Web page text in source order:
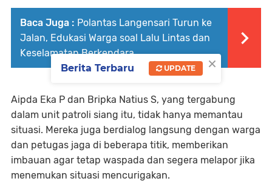
Baca Juga : Polantas Langensari Turun ke
Jalan, Edukasi Warga soal Lalu Lintas dan
Keselamatan Berkendara
Aipda Eka P dan Bripka Natius S, yang tergabung
dalam unit patroli siang itu, tidak hanya memantau
situasi. Mereka juga berdialog langsung dengan warga
dan petugas jaga di beberapa titik, memberikan
imbauan agar tetap waspada dan segera melapor jika
menemukan situasi mencurigakan.
×
Berita Terbaru UPDATE